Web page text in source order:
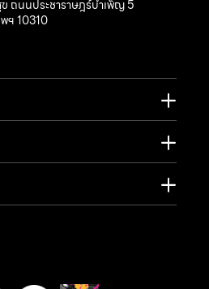
ถนนประชาราษฎร์บำเพ็ญ 5
ฯ 10310